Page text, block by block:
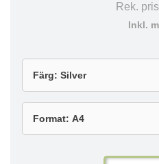
Rek.
Inkl.